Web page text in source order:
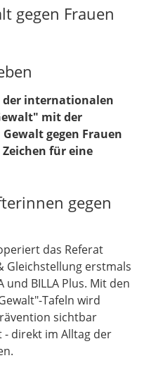
gegen Frauen
der internationalen
mit der
gegen Frauen
für eine
gegen
das Referat
Gleichstellung erstmals
und BILLA Plus. Mit den
Tafeln wird
sichtbar
- direkt im Alltag der